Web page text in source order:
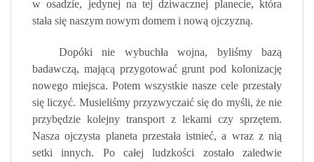
w osadzie, jedynej na tej dziwacznej planecie, która
stała się naszym nowym domem i nową ojczyzną.
Dopóki nie wybuchła wojna, byliśmy bazą
badawczą, mającą przygotować grunt pod kolonizację
nowego miejsca. Potem wszystkie nasze cele przestały
się liczyć. Musieliśmy przyzwyczaić się do myśli, że nie
przybędzie kolejny transport z lekami czy sprzętem.
Nasza ojczysta planeta przestała istnieć, a wraz z nią
setki innych. Po całej ludzkości zostało zaledwie